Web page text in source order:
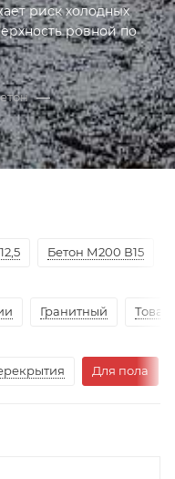
риск холодных
ровной по
для пола в Химках
—
Бетон М200 В15
Гранитный
Для пола